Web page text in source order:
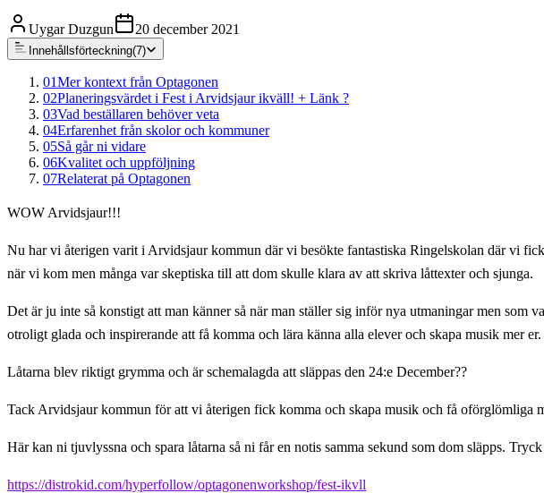
Uygar Duzgun 20 december 2021
Innehållsförteckning(7)
01Mer kontext från Optagonen
02Planeringsvärdet i Fest i Arvidsjaur ikväll! + Länk ?
03Vad beställaren behöver veta
04Erfarenhet från skolor och kommuner
05Så går ni vidare
06Kvalitet och uppföljning
07Relaterat på Optagonen
WOW Arvidsjaur!!!
Nu har vi återigen varit i Arvidsjaur kommun där vi besökte fantastiska Ringelskolan där vi
när vi kom men många var skeptiska till att dom skulle klara av att skriva låttexter och sjunga.
Det är ju inte så konstigt att man känner så när man ställer sig inför nya utmaningar men
otroligt glada och inspirerande att få komma och lära känna alla elever och skapa musik mer er.
Låtarna blev riktigt grymma och är schemalagda att släppas den 24:e December??
Tack Arvidsjaur kommun för att vi återigen fick komma och skapa musik och få oförglömliga
Här kan ni tjuvlyssna och spara låtarna så ni får en notis samma sekund som dom släpps.
https://distrokid.com/hyperfollow/optagonenworkshop/fest-ikvll